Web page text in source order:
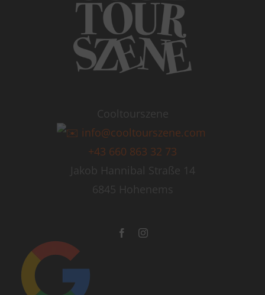
Cooltourszene
info@cooltourszene.com
+43 660 863 32 73
Jakob Hannibal Straße 14
6845 Hohenems